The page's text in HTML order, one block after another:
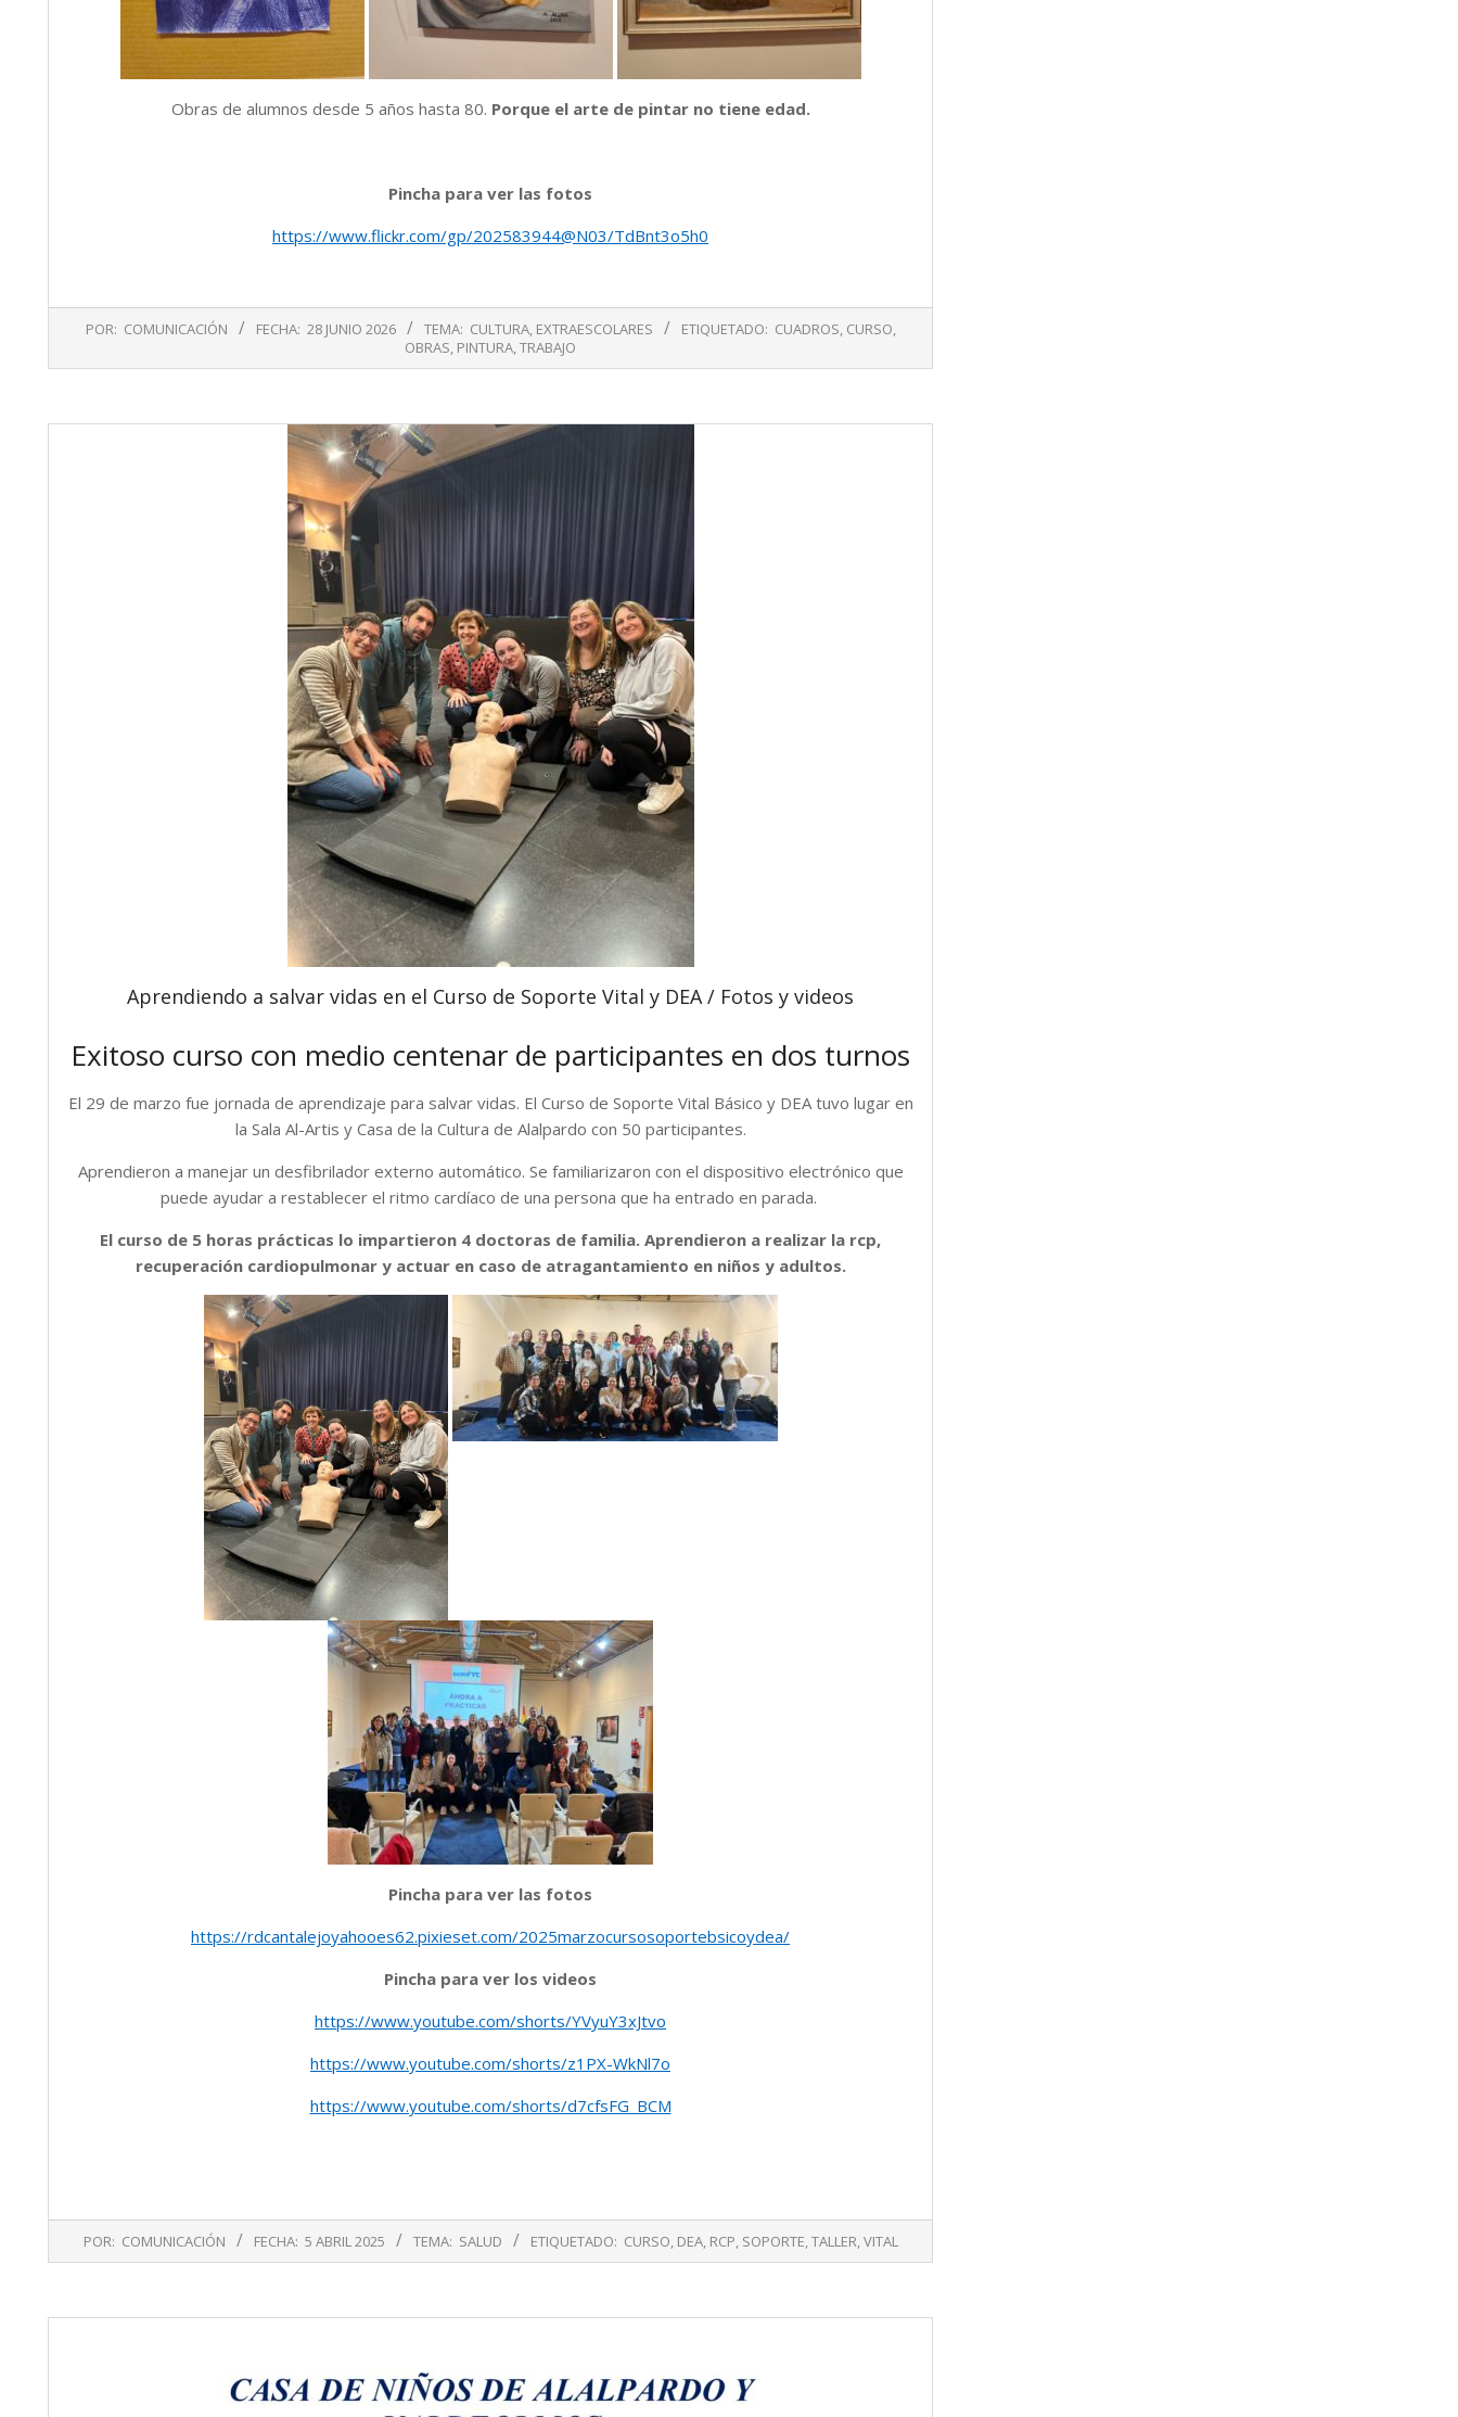
Obras de alumnos desde 5 años hasta 80. Porque el arte de pintar no tiene edad.
Pincha para ver las fotos
https://www.flickr.com/gp/202583944@N03/TdBnt3o5h0
28
POR: COMUNICACIÓN FECHA: 28 JUNIO 2026 TEMA: CULTURA, EXTRAESCOLARES ETIQUETADO: CUADROS, CURSO,
OBRAS, PINTURA,TRABAJO
Aprendiendo a salvar vidas en el Curso de Soporte Vital y DEA / Fotos y videos
Exitoso curso con medio centenar de participantes en dos turnos
El 29 de marzo fue jornada de aprendizaje para salvar vidas. El Curso de Soporte Vital Básico y DEA tuvo lugar en
la Sala Al-Artis y Casa de la Cultura de Alalpardo con 50 participantes.
Aprendieron a manejar un desfibrilador externo automático. Se familiarizaron con el dispositivo electrónico que
puede ayudar a restablecer el ritmo cardíaco de una persona que ha entrado en parada.
El curso de 5 horas prácticas lo impartieron 4 doctoras de familia. Aprendieron a realizar la rcp,
recuperación cardiopulmonar y actuar en caso de atragantamiento en niños y adultos.
Pincha para ver las fotos
https://rdcantalejoyahooes62.pixieset.com/2025marzocursosoportebsicoydea/
Pincha para ver los videos
https://www.youtube.com/shorts/YVyuY3xJtvo
https://www.youtube.com/shorts/z1PX-WkNl7o
https://www.youtube.com/shorts/d7cfsFG_BCM
POR: COMUNICACIÓN FECHA: 5 ABRIL 2025 TEMA: SALUD ETIQUETADO: CURSO, DEA, RCP, SOPORTE,TALLER,VITAL